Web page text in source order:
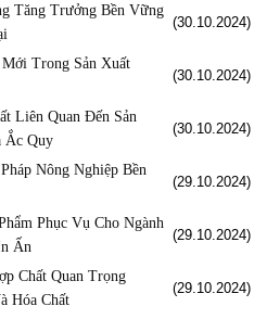
Tăng Trưởng Bền Vững
(30.10.2024)
Trong Sản Xuất
(30.10.2024)
Liên Quan Đến Sản
Ắc Quy
(30.10.2024)
Nông Nghiệp Bền
(29.10.2024)
Phục Vụ Cho Ngành
Ấn
(29.10.2024)
Chất Quan Trọng
Hóa Chất
(29.10.2024)